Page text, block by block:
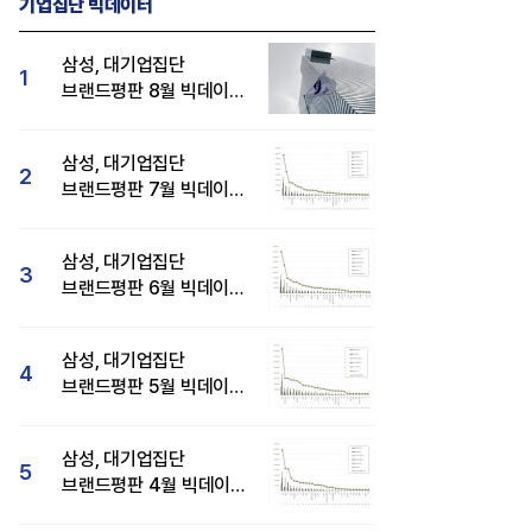
용 회장, CEO 브랜드평판 8월
터 1위...최태원·구광모 회장순
[LIG D&A 50년-35] '신궁' 플랫폼
다양화와 완벽한 국산화 이뤄내
기업집단 빅데이터
1
삼성, 대기업집단
브랜드평판 8월 빅데이터
2
삼성, 대기업집단
브랜드평판 7월 빅데이터
3
삼성, 대기업집단
브랜드평판 6월 빅데이터
4
삼성, 대기업집단
브랜드평판 5월 빅데이터
5
삼성, 대기업집단
브랜드평판 4월 빅데이터